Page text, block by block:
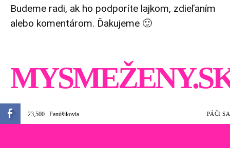
Budeme radi, ak ho podporíte lajkom, zdieľaním
alebo komentárom. Ďakujeme 🙂
23,500 Fanúšikovia PÁČI SA